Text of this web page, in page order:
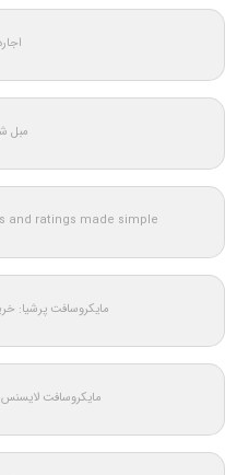
مبل
and ratings made simple
مایکروسافت پرشیا:
مایکروسافت لایسنس: MicrosoftLicense.com